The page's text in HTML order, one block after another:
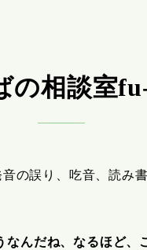
の相談室
の誤り、吃音、読み
んだね、なるほど、